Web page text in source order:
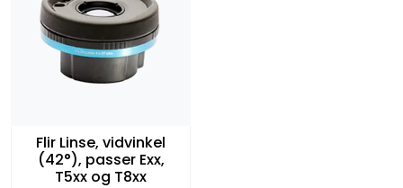
Flir Linse, vidvinkel
(42°), passer Exx,
T5xx og T8xx